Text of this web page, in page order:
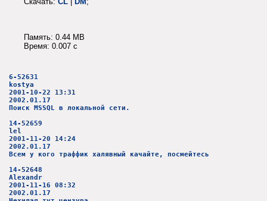
Память: 0.44 MB
Время: 0.007 c
6-52631
kostya
2001-10-22 13:31
2002.01.17
Поиск MSSQL в локальной сети.
14-52659
lel
2001-11-20 14:24
2002.01.17
Всем у кого траффик халявный качайте, посмейтесь
14-52648
Alexandr
2001-11-16 08:32
2002.01.17